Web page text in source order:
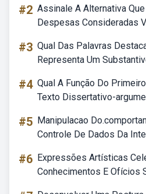
#2 Assinale A Alternativa
Despesas Consideradas
#3 Qual Das Palavras
Representa Um
#4 Qual A Função Do
Texto Dissertativo-
#5 Manipulacao
Controle De Dados Da
#6 Expressões Artísticas
Conhecimentos E Ofícios